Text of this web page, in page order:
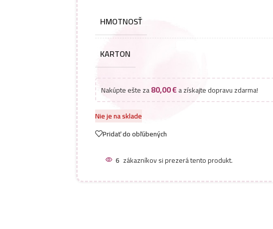
HMOTNOSŤ
KARTON
Nakúpte ešte za80,00€a získajte dopravu zdarma!
Nie je na sklade
Pridať do obľúbených
6 zákazníkov si prezerá tento produkt.